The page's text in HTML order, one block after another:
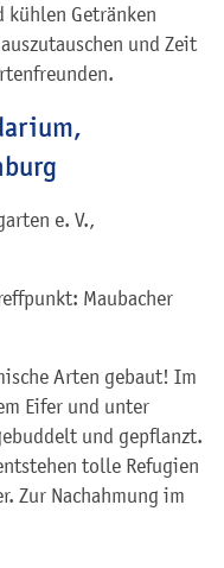
kühlen Getränken
und Zeit
e. V.,
Maubacher
Arten gebaut! Im
Eifer und unter
und gepflanzt.
tolle Refugien
Zur Nachahmung im